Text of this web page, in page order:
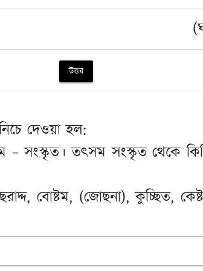
উত্তর
দেওয়া হল:
সংস্কৃত। তৎসম সংস্কৃত থেকে
বোষ্টম, (জোছনা), কুচ্ছিত,